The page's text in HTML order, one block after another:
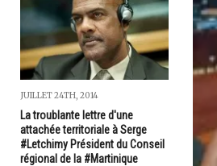
JUILLET 24TH, 2014
La troublante lettre d'une
attachée territoriale à Serge
#Letchimy Président du Conseil
régional de la #Martinique